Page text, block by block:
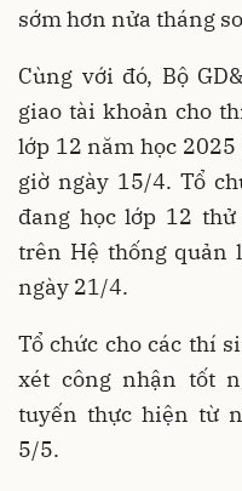
sớm hơn nửa tháng
Cùng với đó, Bộ
giao tài khoản cho
lớp 12 năm học
giờ ngày 15/4. Tổ
đang học lớp 12
trên Hệ thống quản
ngày 21/4.
Tổ chức cho các thí
xét công nhận tốt
tuyến thực hiện từ
5/5.